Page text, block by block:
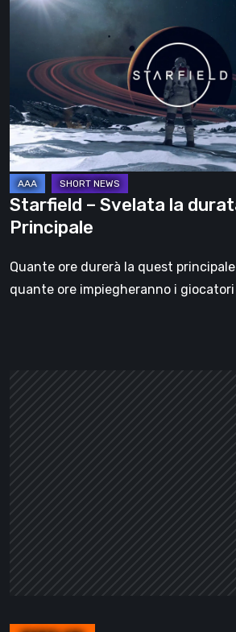
–
durata
della
Quest
Principale
Starfield – Svelata la
Principale
Quante ore durerà la quest
quante ore impiegheranno i giocatori